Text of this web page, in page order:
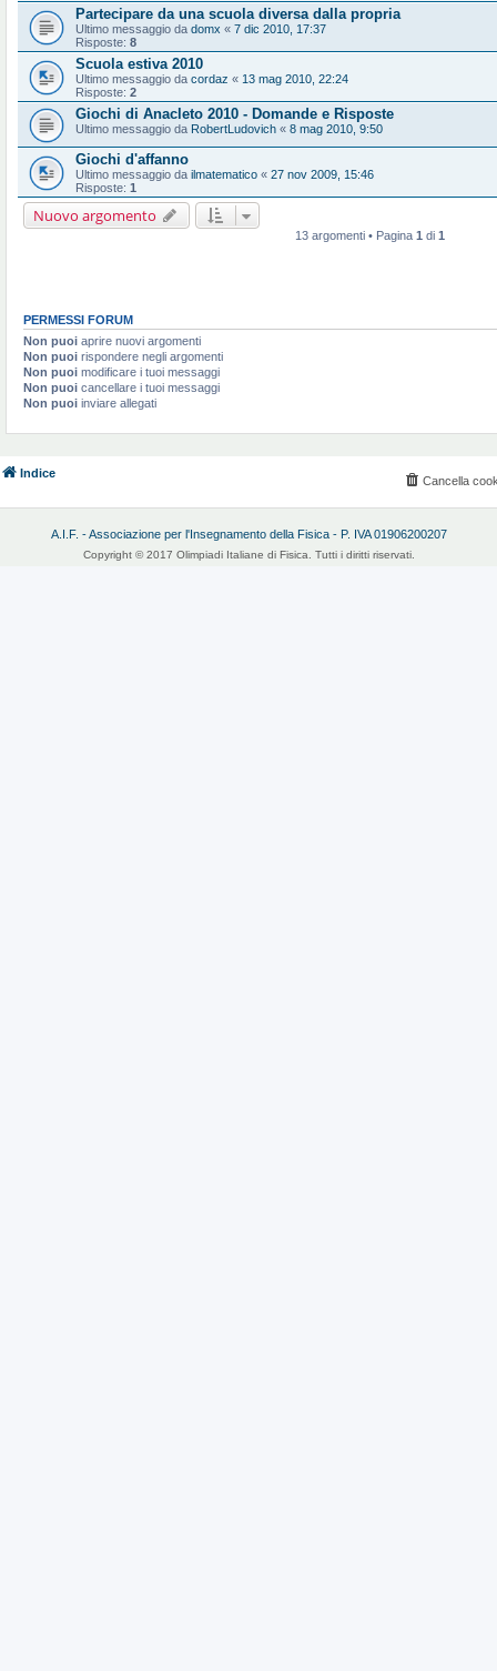
Partecipare da una scuola diversa dalla propria
Ultimo messaggio da domx « 7 dic 2010, 17:37
Risposte: 8
Scuola estiva 2010
Ultimo messaggio da cordaz « 13 mag 2010, 22:24
Risposte: 2
Giochi di Anacleto 2010 - Domande e Risposte
Ultimo messaggio da RobertLudovich « 8 mag 2010, 9:50
Giochi d'affanno
Ultimo messaggio da ilmatematico « 27 nov 2009, 15:46
Risposte: 1
Nuovo argomento
13 argomenti • Pagina 1 di 1
PERMESSI FORUM
Non puoi aprire nuovi argomenti
Non puoi rispondere negli argomenti
Non puoi modificare i tuoi messaggi
Non puoi cancellare i tuoi messaggi
Non puoi inviare allegati
Indice
Cancella
A.I.F. - Associazione per l'Insegnamento della Fisica - P. IVA 01906200207
Copyright © 2017 Olimpiadi Italiane di Fisica. Tutti i diritti riservati.